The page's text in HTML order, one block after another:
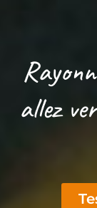
allez